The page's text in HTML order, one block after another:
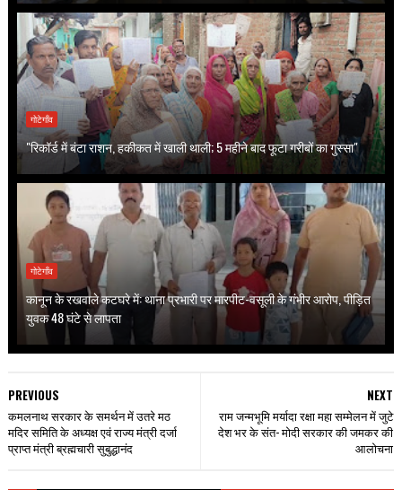
गोटेगाँव
"रिकॉर्ड में बंटा राशन, हकीकत में खाली थाली; 5 महीने बाद फूटा गरीबों का गुस्सा"
गोटेगाँव
कानून के रखवाले कटघरे में: थाना प्रभारी पर मारपीट-वसूली के गंभीर आरोप, पीड़ित
युवक 48 घंटे से लापता
NEXT
राम जन्मभूमि मर्यादा रक्षा महा सम्मेलन में जुटे
देश भर के संत- मोदी सरकार की जमकर की
आलोचना
PREVIOUS
कमलनाथ सरकार के समर्थन में उतरे मठ
मदिर समिति के अध्यक्ष एवं राज्य मंत्री दर्जा
प्राप्त मंत्री ब्रह्मचारी सुबुद्धानंद